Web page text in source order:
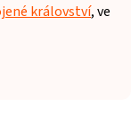
království, ve